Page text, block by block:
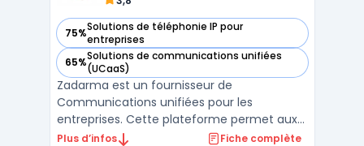
75%Solutions de téléphonie IP pour
entreprises
— voir Zadarma dans cette catégorie
65%Solutions de communications unifiées
(UCaaS)
— voir Zadarma dans cette catégorie
Zadarma est un fournisseur de
Communications unifiées pour les
entreprises. Cette plateforme permet aux
utilisateurs de communiquer via différentes
Plus d’infos Fiche complète